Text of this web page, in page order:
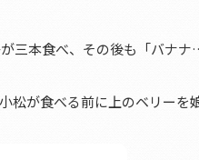
三本食べ、その後も「バナ
松が食べる前に上のベリーを